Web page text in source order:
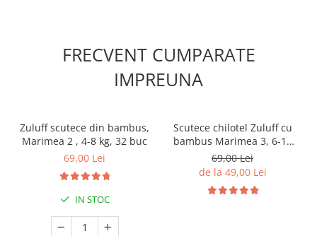
FRECVENT CUMPARATE
IMPREUNA
Zuluff scutece din bambus,
Marimea 2 , 4-8 kg, 32 buc
69,00 Lei
IN STOC
Scutece chilotel Zuluff cu
bambus Marimea 3, 6-11
kg, 30 buc
69,00 Lei
de la 49,00 Lei